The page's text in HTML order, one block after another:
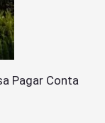
Pagar Conta